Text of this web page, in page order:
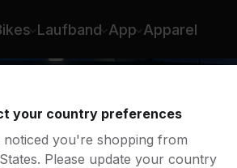
Laufband App Apparel
your country preferences
noticed you're shopping from
Please update your country